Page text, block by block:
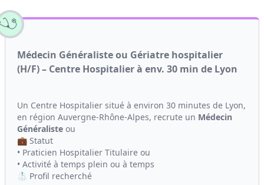
Médecin Généraliste ou Gériatre hospitalier
(H/F) – Centre Hospitalier à env. 30 min de Lyon
Un Centre Hospitalier situé à environ 30 minutes de Lyon,
en région Auvergne-Rhône-Alpes, recrute un Médecin
Généraliste ou
💼 Statut
• Praticien Hospitalier Titulaire ou
• Activité à temps plein ou à temps
🥼 Profil recherché